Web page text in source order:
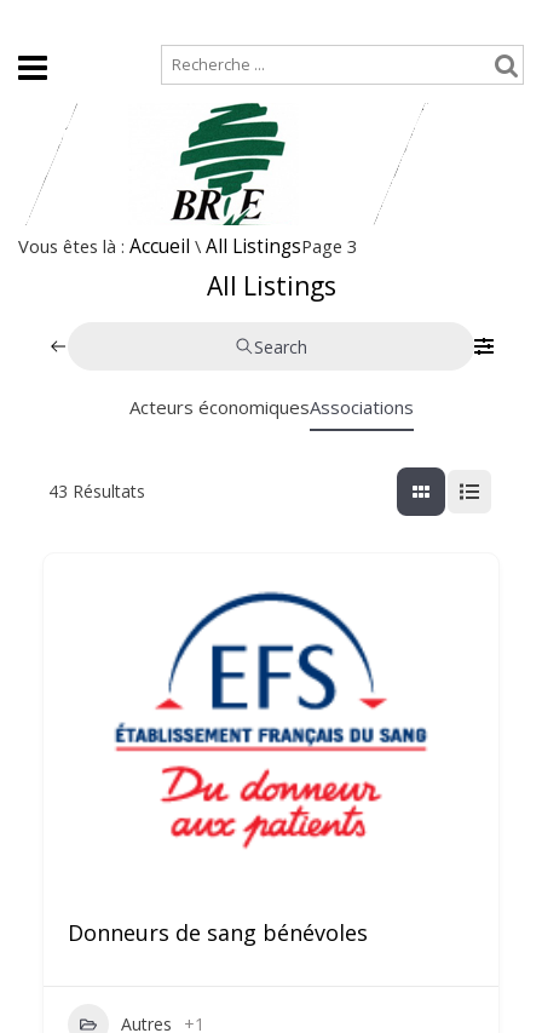
Vous êtes là : Accueil \ All ListingsPage 3
All Listings
Search
Acteurs économiquesAssociations
43 Résultats
Donneurs de sang bénévoles
Autres +1